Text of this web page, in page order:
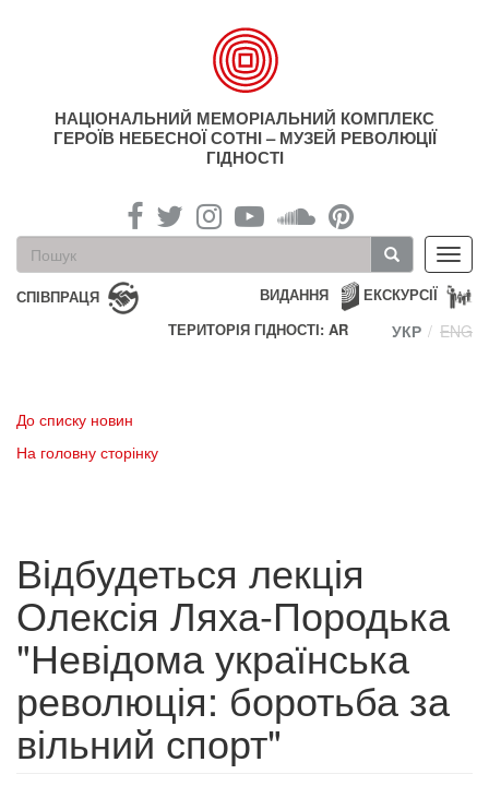
НАЦІОНАЛЬНИЙ МЕМОРІАЛЬНИЙ КОМПЛЕКС
ГЕРОЇВ НЕБЕСНОЇ СОТНІ – МУЗЕЙ РЕВОЛЮЦІЇ
ГІДНОСТІ
Пошукова
форма
Пошук
СПІВПРАЦЯ ЕКСКУРСІЇ
ВИДАННЯ
ТЕРИТОРІЯ ГІДНОСТІ: AR
УКР ENG
До списку новин
На головну сторінку
Відбудеться лекція
Олексія Ляха-Породька
"Невідома українська
революція: боротьба за
вільний спорт"